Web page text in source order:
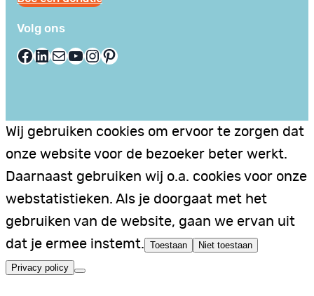
Volg ons
Facebook LinkedIn E-mail YouTube InstagramPinterest
Wij gebruiken cookies om ervoor te zorgen dat
onze website voor de bezoeker beter werkt.
Daarnaast gebruiken wij o.a. cookies voor onze
webstatistieken. Als je doorgaat met het
gebruiken van de website, gaan we ervan uit
dat je ermee instemt. Toestaan Niet toestaan
Privacy policy